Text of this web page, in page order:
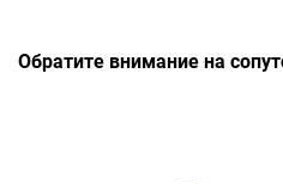
Обратите внимание на